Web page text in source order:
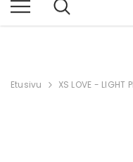
KOKO
Etusivu XS LOVE - LIGHT